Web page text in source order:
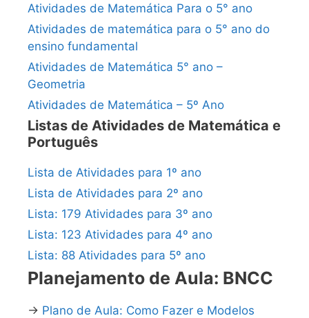
Atividades de Matemática Para o 5° ano
Atividades de matemática para o 5° ano do
ensino fundamental
Atividades de Matemática 5° ano –
Geometria
Atividades de Matemática – 5º Ano
Listas de Atividades de Matemática e
Português
Lista de Atividades para 1º ano
Lista de Atividades para 2º ano
Lista: 179 Atividades para 3º ano
Lista: 123 Atividades para 4º ano
Lista: 88 Atividades para 5º ano
Planejamento de Aula: BNCC
→ Plano de Aula: Como Fazer e Modelos